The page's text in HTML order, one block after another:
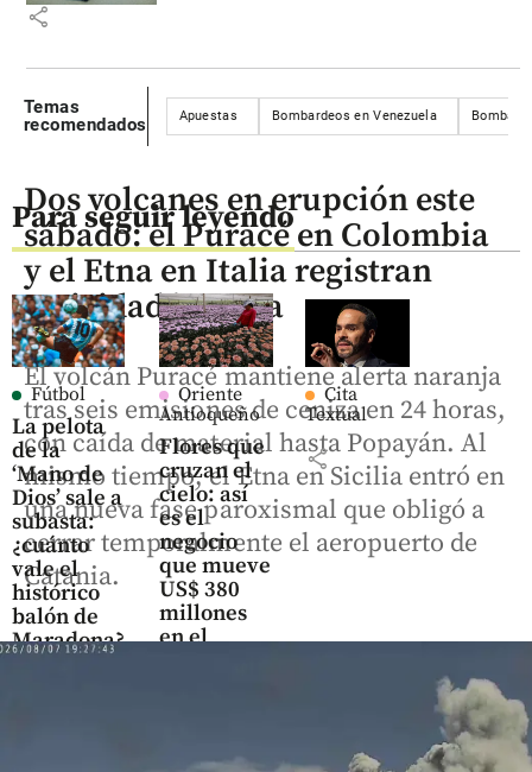
share
Temas
recomendados
Apuestas Bombardeos en Venezuela
Para seguir leyendo
Fútbol
La pelota
de la
‘Mano de
Dios’ sale a
subasta:
¿cuánto
vale el
histórico
balón de
Maradona?
Oriente
Antioqueño
Flores que
cruzan el
cielo: así
es el
negocio
que mueve
US$ 380
millones
en el
Cita
Textual
share
Dos volcanes en erupción este
sábado: el Puracé en Colombia
y el Etna en Italia registran
actividad intensa
El volcán Puracé mantiene alerta naranja
tras seis emisiones de ceniza en 24 horas,
con caída de material hasta Popayán. Al
mismo tiempo, el Etna en Sicilia entró en
una nueva fase paroxismal que obligó a
cerrar temporalmente el aeropuerto de
Catania.